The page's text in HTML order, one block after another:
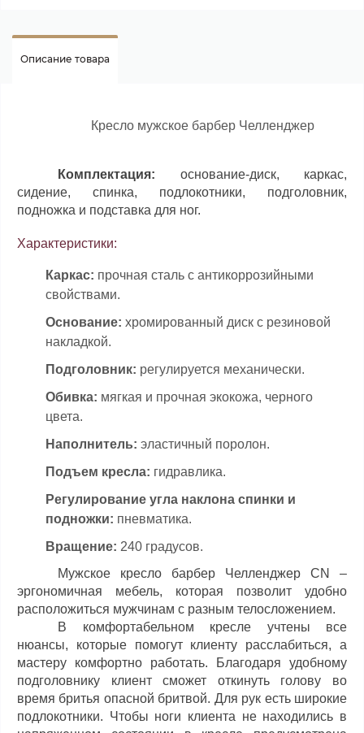
Описание товара
Кресло мужское барбер Челленджер
Комплектация:
основание-диск, каркас,
сидение, спинка, подлокотники, подголовник,
подножка и подставка для ног.
Характеристики:
Каркас: прочная сталь с антикоррозийными
свойствами.
Основание: хромированный диск с резиновой
накладкой.
Подголовник: регулируется механически.
Обивка: мягкая и прочная экокожа, черного
цвета.
Наполнитель: эластичный поролон.
Подъем кресла: гидравлика.
Регулирование угла наклона спинки и
подножки: пневматика.
Вращение: 240 градусов.
Мужское кресло барбер Челленджер CN –
эргономичная мебель, которая позволит удобно
расположиться мужчинам с разным телосложением.
В комфортабельном кресле учтены все
нюансы, которые помогут клиенту расслабиться, а
мастеру комфортно работать. Благодаря удобному
подголовнику клиент сможет откинуть голову во
время бритья опасной бритвой. Для рук есть широкие
подлокотники. Чтобы ноги клиента не находились в